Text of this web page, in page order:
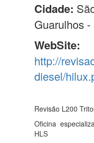
Cidade:
Guarulhos -
WebSite:
http://
diesel/
Revisão L200
Oficina
HLS